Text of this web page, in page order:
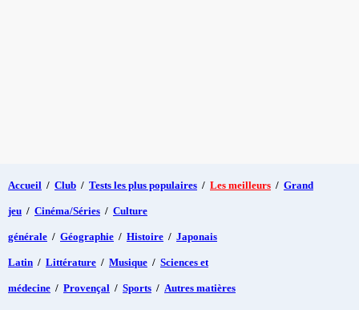
Accueil / Club / Tests les plus populaires / Les meilleurs / Grand
jeu / Cinéma/Séries / Culture
générale / Géographie / Histoire / Japonais
Latin / Littérature / Musique / Sciences et
médecine / Provençal / Sports / Autres matières